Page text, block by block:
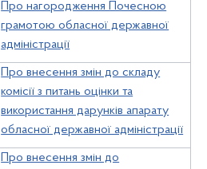
Про нагородження Почесною
грамотою обласної державної
адміністрації
Про внесення змін до складу
комісії з питань оцінки та
використання дарунків апарату
обласної державної адміністрації
Про внесення змін до